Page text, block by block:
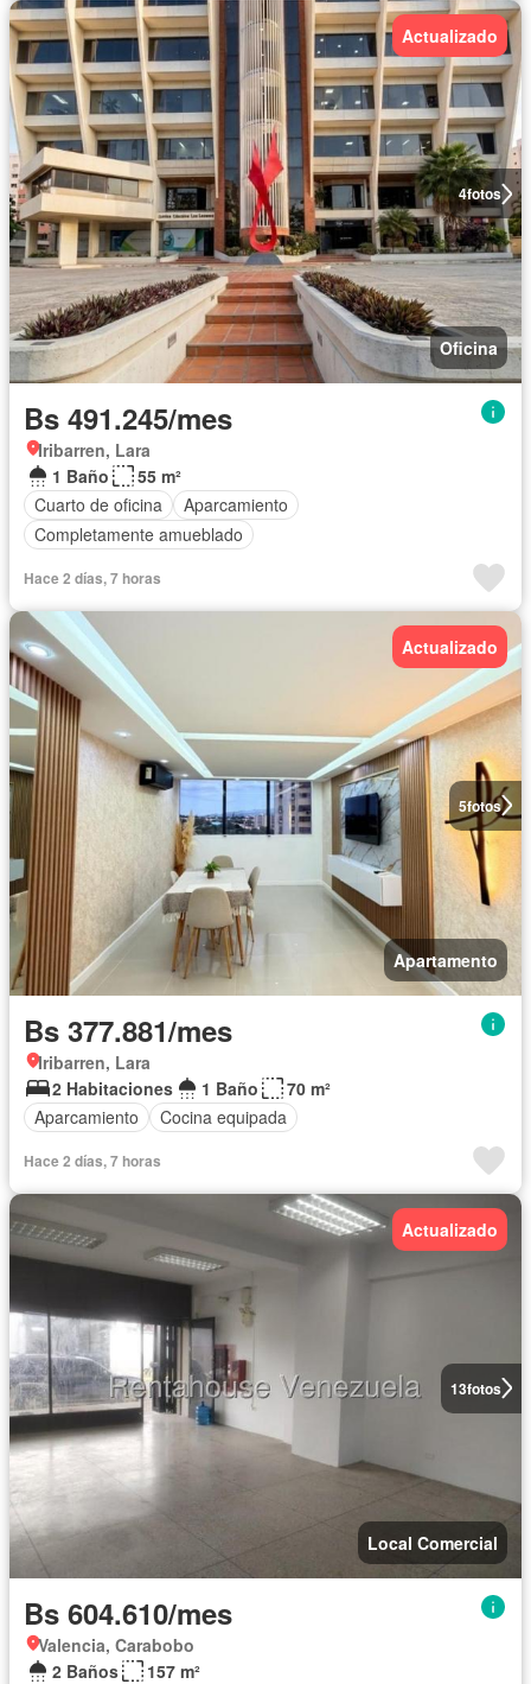
4fotos
Actualizado
Oficina
Bs 491.245/mes
Iribarren, Lara
1 Baño
55 m²
Cuarto de oficina
Aparcamiento
Completamente amueblado
Hace 2 días, 7 horas
5fotos
Actualizado
Apartamento
Bs 377.881/mes
Iribarren, Lara
2 Habitaciones
1 Baño
70 m²
Aparcamiento
Cocina equipada
Hace 2 días, 7 horas
13fotos
Actualizado
Local Comercial
Bs 604.610/mes
Valencia, Carabobo
2 Baños
157 m²